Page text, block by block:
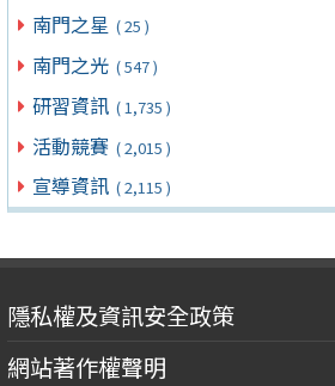
南門之星 ( 25 )
南門之光 ( 547 )
研習資訊 ( 1,735 )
活動競賽 ( 2,015 )
宣導資訊 ( 2,115 )
隱私權及資訊安全政策
網站著作權聲明